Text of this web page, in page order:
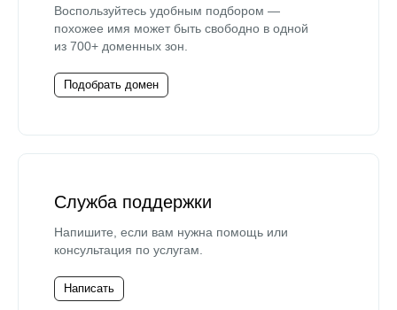
Воспользуйтесь удобным подбором —
похожее имя может быть свободно в одной
из 700+ доменных зон.
Подобрать домен
Служба поддержки
Напишите, если вам нужна помощь или
консультация по услугам.
Написать